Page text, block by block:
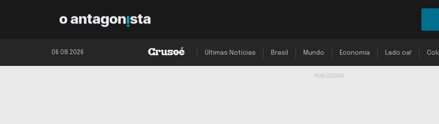
06.08.2026 Últimas Notícias Brasil Mundo Economia Lado oa!